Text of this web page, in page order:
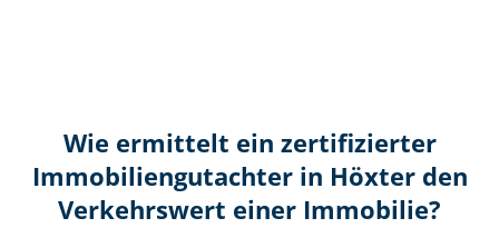
Wie ermittelt ein zertifizierter
Immobilien­gutachter in Höxter den
Verkehrswert einer Immobilie?